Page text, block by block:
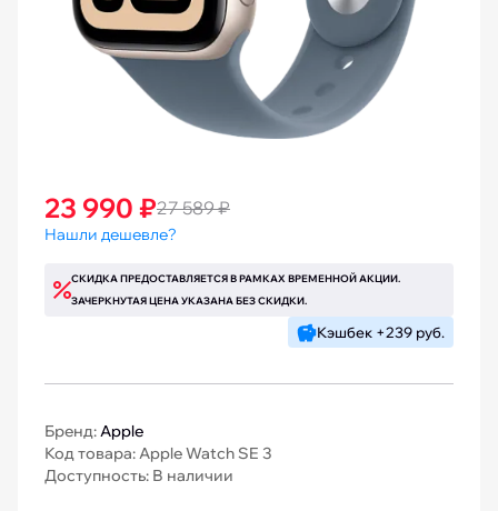
23 990 ₽27 589 ₽
Нашли дешевле?
СКИДКА ПРЕДОСТАВЛЯЕТСЯ В РАМКАХ ВРЕМЕННОЙ АКЦИИ.
ЗАЧЕРКНУТАЯ ЦЕНА УКАЗАНА БЕЗ СКИДКИ.
Кэшбек +239 руб.
Бренд:Apple
Код товара: Apple Watch SE 3
Доступность: В наличии